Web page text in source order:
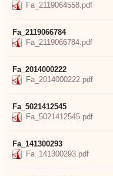
Fa_2119064558.pdf
Fa_2119066784
Fa_2119066784.pdf
Fa_2014000222
Fa_2014000222.pdf
Fa_5021412545
Fa_5021412545.pdf
Fa_141300293
Fa_141300293.pdf